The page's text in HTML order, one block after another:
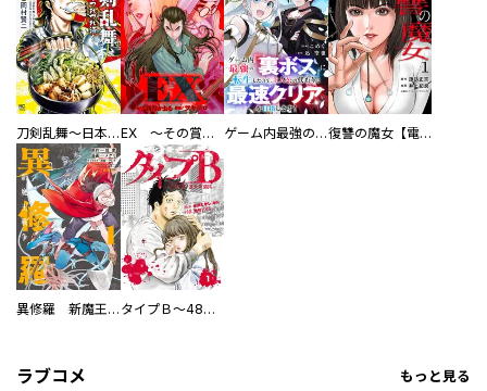
刀剣乱舞～日本号つれづれ酒～ EX ～その賞金稼ぎは、世界の出口を探す～【単行本版】 ゲーム内最強の『裏ボス』に転生したので、主人公の代わりに最速クリアを目指します！【電子単行本版】 復讐の魔女【電子単行本版】
異修羅 新魔王戦争 タイプＢ～48時間後、致死率100％～【単話】
ラブコメ もっと見る